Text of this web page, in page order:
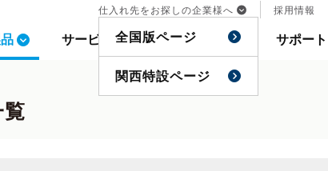
サービス 事例 特集 サポート
仕入れ先をお探しの企業様へ
全国版ページ
関西特設ページ
採用情報
サービス 事例 特集 サポート
仕入れ先をお探しの企業様へ
全国版ページ
関西特設ページ
採用情報